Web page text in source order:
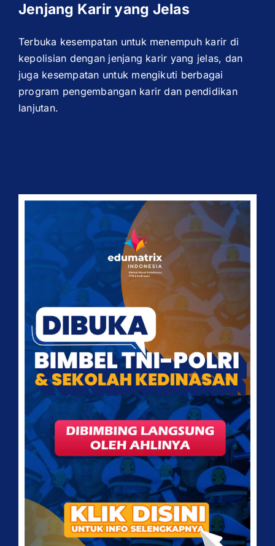
Jenjang Karir yang Jelas
Terbuka kesempatan untuk menempuh karir di
kepolisian dengan jenjang karir yang jelas, dan
juga kesempatan untuk mengikuti berbagai
program pengembangan karir dan pendidikan
lanjutan.